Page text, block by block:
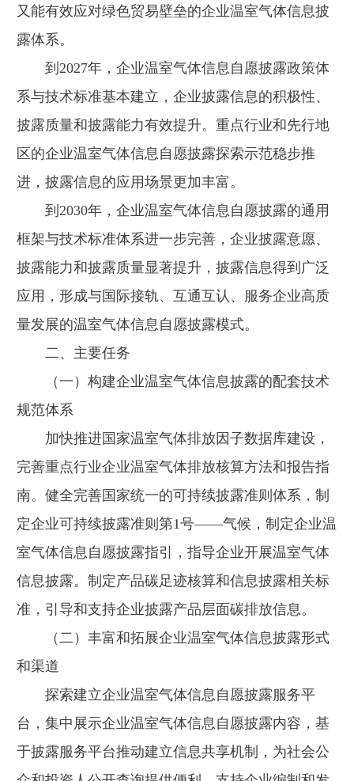
又能有效应对绿色贸易壁垒的企业温室气体信息披
露体系。
到2027年，企业温室气体信息自愿披露政策体
系与技术标准基本建立，企业披露信息的积极性、
披露质量和披露能力有效提升。重点行业和先行地
区的企业温室气体信息自愿披露探索示范稳步推
进，披露信息的应用场景更加丰富。
到2030年，企业温室气体信息自愿披露的通用
框架与技术标准体系进一步完善，企业披露意愿、
披露能力和披露质量显著提升，披露信息得到广泛
应用，形成与国际接轨、互通互认、服务企业高质
量发展的温室气体信息自愿披露模式。
二、主要任务
（一）构建企业温室气体信息披露的配套技术
规范体系
加快推进国家温室气体排放因子数据库建设，
完善重点行业企业温室气体排放核算方法和报告指
南。健全完善国家统一的可持续披露准则体系，制
定企业可持续披露准则第1号——气候，制定企业温
室气体信息自愿披露指引，指导企业开展温室气体
信息披露。制定产品碳足迹核算和信息披露相关标
准，引导和支持企业披露产品层面碳排放信息。
（二）丰富和拓展企业温室气体信息披露形式
和渠道
探索建立企业温室气体信息自愿披露服务平
台，集中展示企业温室气体信息自愿披露内容，基
于披露服务平台推动建立信息共享机制，为社会公